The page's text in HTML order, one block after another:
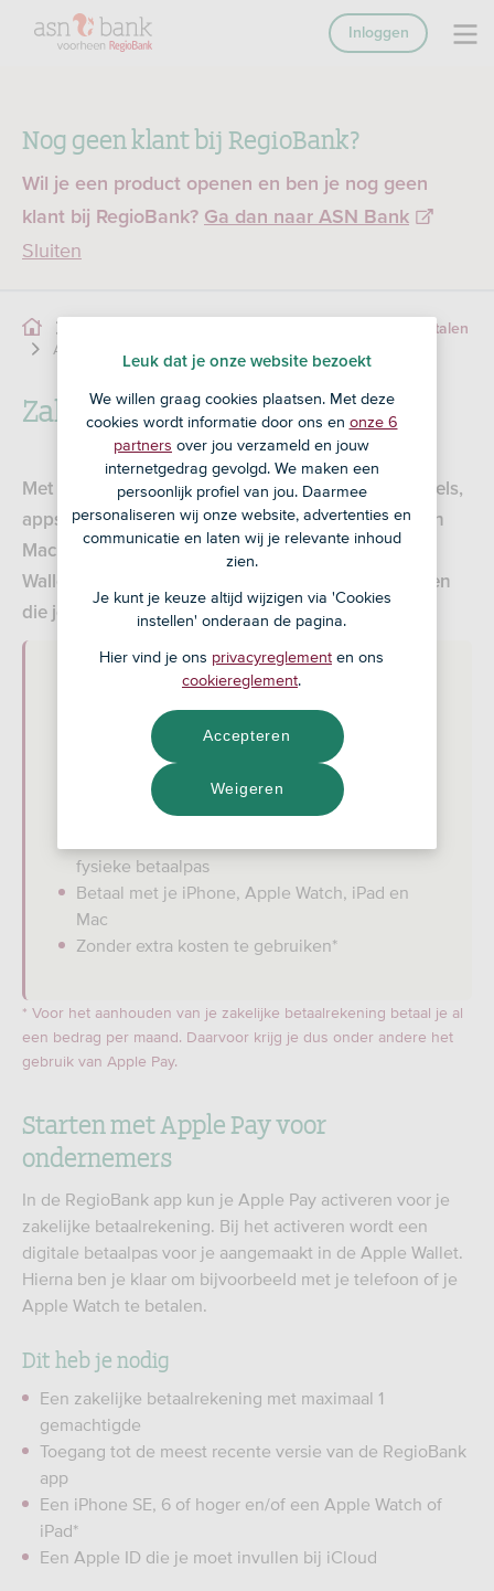
Nog geen klant bij RegioBank?
Wil je een product openen en ben je nog geen
klant bij RegioBank? Ga dan naar ASN Bank
Sluiten
Inloggen
Mobiel betalen
Apple Pay
Zakelijk betalen met Apple Pay
Met Apple Pay betaal je makkelijk en veilig in winkels,
apps en online met je iPhone, Apple Watch, iPad en
Mac.
Met je digitale zakelijke betaalpas in je Apple
Wallet reken je snel contactloos af met de apparaten
die je elke dag bij je hebt.
Apple Pay in het kort
Te gebruiken voor zakelijke klanten met de
RegioBank app
fysieke betaalpas
Betaal met je iPhone, Apple Watch, iPad en
Mac
Zonder extra kosten te gebruiken*
* Voor het aanhouden van je zakelijke betaalrekening betaal je al
een bedrag per maand. Daarvoor krijg je dus onder andere het
gebruik van Apple Pay.
Starten met Apple Pay voor
ondernemers
In de RegioBank app kun je Apple Pay activeren voor je
zakelijke betaalrekening. Bij het activeren wordt een
digitale betaalpas voor je aangemaakt in de Apple Wallet.
Hierna ben je klaar om bijvoorbeeld met je telefoon of je
Apple Watch te betalen.
Dit heb je nodig
Een zakelijke betaalrekening met maximaal 1
gemachtigde
Toegang tot de meest recente versie van de RegioBank
app
Een iPhone SE, 6 of hoger en/of een Apple Watch of
iPad*
Een Apple ID die je moet invullen bij iCloud
Leuk dat je onze website bezoekt
We willen graag cookies plaatsen. Met deze
cookies wordt informatie door ons en onze 6
partners over jou verzameld en jouw
internetgedrag gevolgd. We maken een
persoonlijk profiel van jou. Daarmee
personaliseren wij onze website, advertenties en
communicatie en laten wij je relevante inhoud
zien.
Je kunt je keuze altijd wijzigen via 'Cookies
instellen' onderaan de pagina.
Hier vind je ons privacyreglement en ons
cookiereglement.
Weigeren
Accepteren